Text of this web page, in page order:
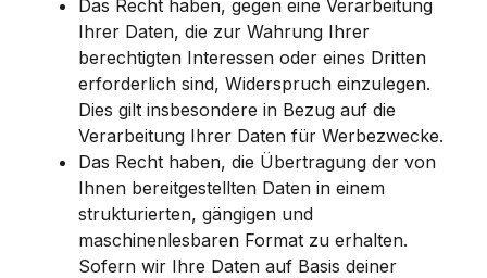
Das Recht haben, gegen eine Verarbeitung
Ihrer Daten, die zur Wahrung Ihrer
berechtigten Interessen oder eines Dritten
erforderlich sind, Widerspruch einzulegen.
Dies gilt insbesondere in Bezug auf die
Verarbeitung Ihrer Daten für Werbezwecke.
Das Recht haben, die Übertragung der von
Ihnen bereitgestellten Daten in einem
strukturierten, gängigen und
maschinenlesbaren Format zu erhalten.
Sofern wir Ihre Daten auf Basis deiner